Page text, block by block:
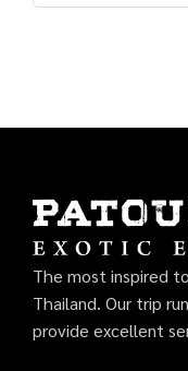
The most inspired
Thailand. Our trip
provide excellent